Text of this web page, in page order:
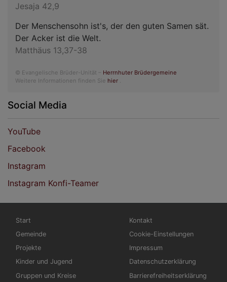
Jesaja 42,9
Der Menschensohn ist's, der den guten Samen sät.
Der Acker ist die Welt.
Matthäus 13,37-38
© Evangelische Brüder-Unität – Herrnhuter Brüdergemeine
Weitere Informationen finden Sie hier
Social Media
YouTube
Facebook
Instagram
Instagram Konfi-Teamer
Hauptnavigation
Start
Gemeinde
Projekte
Kinder und Jugend
Gruppen und Kreise
Fußbereichsmenü
Kontakt
Cookie-Einstellungen
Impressum
Datenschutzerklärung
Barrierefreiheitserklärung